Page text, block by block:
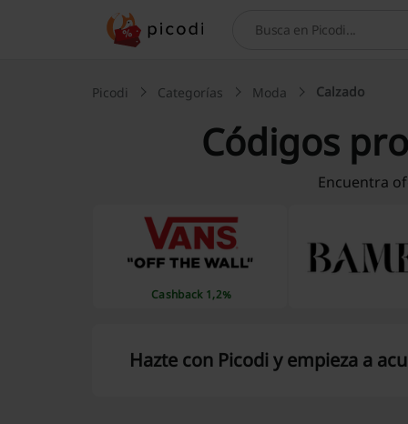
Buscar
Picodi Categorías Moda Calzado
Códigos
Encuentra
Cashback 1,2%
Hazte con Picodi y empieza a